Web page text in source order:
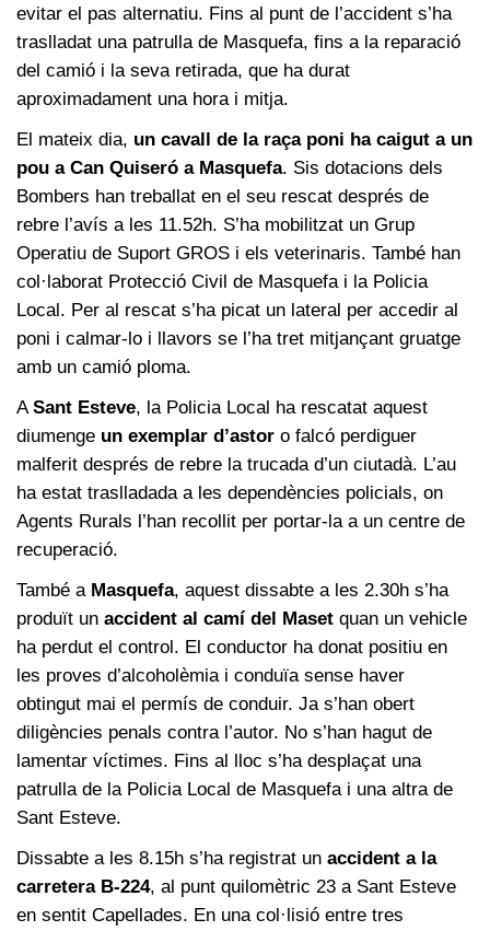
evitar el pas alternatiu. Fins al punt de l’accident s’ha
traslladat una patrulla de Masquefa, fins a la reparació
del camió i la seva retirada, que ha durat
aproximadament una hora i mitja.
El mateix dia, un cavall de la raça poni ha caigut a un
pou a Can Quiseró a Masquefa. Sis dotacions dels
Bombers han treballat en el seu rescat després de
rebre l’avís a les 11.52h. S’ha mobilitzat un Grup
Operatiu de Suport GROS i els veterinaris. També han
col·laborat Protecció Civil de Masquefa i la Policia
Local. Per al rescat s’ha picat un lateral per accedir al
poni i calmar-lo i llavors se l’ha tret mitjançant gruatge
amb un camió ploma.
ASant Esteve, la Policia Local ha rescatat aquest
diumenge un exemplar d’astor o falcó perdiguer
malferit després de rebre la trucada d’un ciutadà. L’au
ha estat traslladada a les dependències policials, on
Agents Rurals l’han recollit per portar-la a un centre de
recuperació.
També a Masquefa, aquest dissabte a les 2.30h s’ha
produït un accident al camí del Maset quan un vehicle
ha perdut el control. El conductor ha donat positiu en
les proves d’alcoholèmia i conduïa sense haver
obtingut mai el permís de conduir. Ja s’han obert
diligències penals contra l’autor. No s’han hagut de
lamentar víctimes. Fins al lloc s’ha desplaçat una
patrulla de la Policia Local de Masquefa i una altra de
Sant Esteve.
Dissabte a les 8.15h s’ha registrat un accident a la
carretera B-224, al punt quilomètric 23 a Sant Esteve
en sentit Capellades. En una col·lisió entre tres